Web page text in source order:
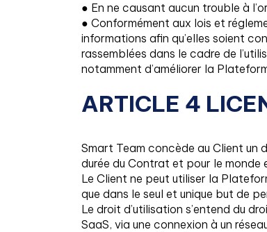
● En ne causant aucun trouble à
● Conformément aux lois et
informations afin qu’elles soient
rassemblées dans le cadre de
notamment d’améliorer la
ARTICLE 4
Smart Team concède au Client un
durée du Contrat et pour le monde
Le Client ne peut utiliser la
que dans le seul et unique but de
Le droit d’utilisation s’entend du
SaaS, via une connexion à un